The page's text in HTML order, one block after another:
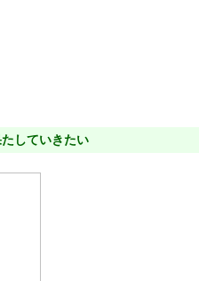
していきたい